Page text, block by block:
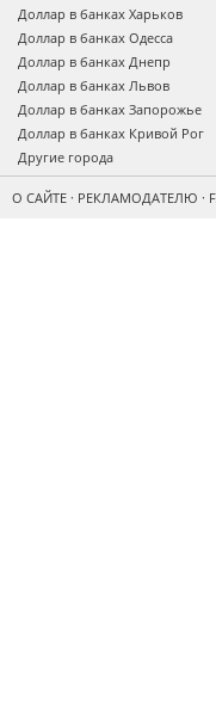
Доллар в банках Харьков
Доллар в банках Одесса
Доллар в банках Днепр
Доллар в банках Львов
Доллар в банках Запорожье
Доллар в банках Кривой Рог
Другие города
О САЙТЕ · РЕКЛАМОДАТЕЛЮ ·